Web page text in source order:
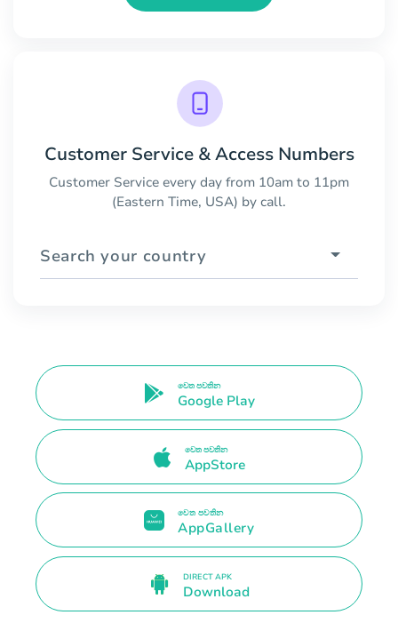
Customer Service & Access Numbers
Customer Service every day from 10am to 11pm
(Eastern Time, USA) by call.
Search your country
වෙත පවතින
Google Play
වෙත පවතින
AppStore
වෙත පවතින
AppGallery
DIRECT APK
Download